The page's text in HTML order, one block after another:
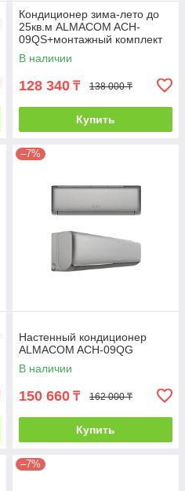
Кондиционер зима-лето до
25кв.м ALMACOM ACH-
09QS+монтажный комплект
3м Wi-Fi
В наличии
128 340 ₸ 138 000 ₸
Купить
–7%
Настенный кондиционер
ALMACOM ACH-09QG
В наличии
150 660 ₸ 162 000 ₸
Купить
–7%